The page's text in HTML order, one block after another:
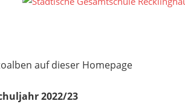
auf dieser Homepage
2022/23